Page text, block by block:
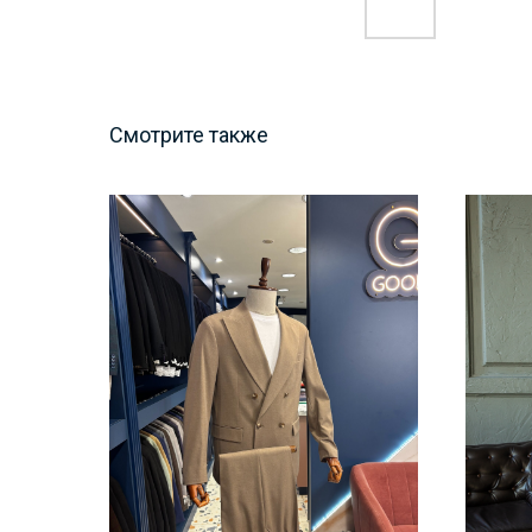
Смотрите также